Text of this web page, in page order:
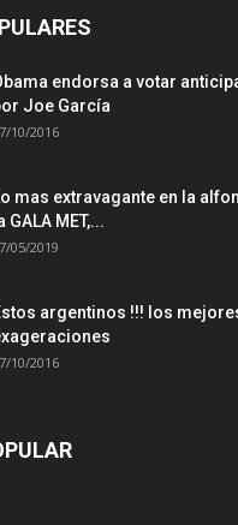
endorsa a votar
Joe García
10/2016
mas extravagante en la
GALA MET,...
05/2019
argentinos !!! los
10/2016